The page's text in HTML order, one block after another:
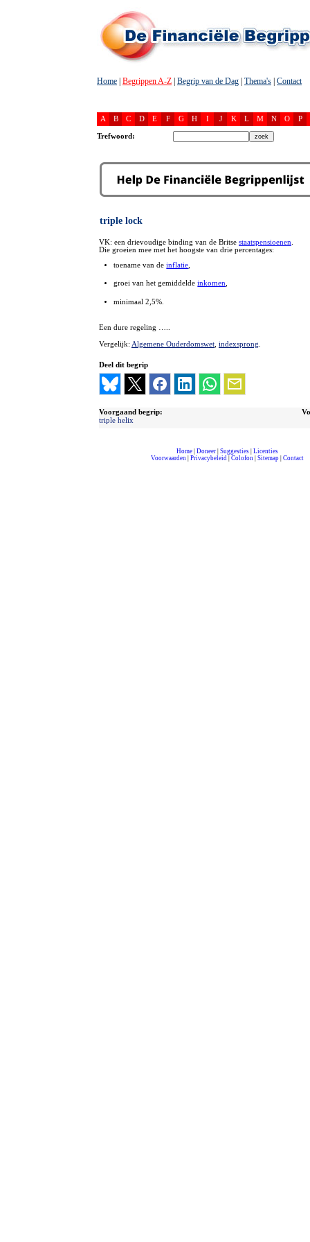
Home Begrippen A-Z Begrip van de Dag Thema's Contact
A B C D E F G H I J K L M N O P
Trefwoord:
triple lock
VK: een drievoudige binding van de Britse staatspensioenen
Die groeien mee met het hoogste van drie percentages:
toename van deinflatie
groei van het gemiddeldeinkomen,
minimaal 2,5%.
Een dure regeling …..
Vergelijk: Algemene Ouderdomswet indexsprong
Deel dit begrip
Voorgaand begrip:
triple helix
Home| Doneer| Suggesties| Licenties
Voorwaarden
Privacybeleid Colofon Sitemap| Contact